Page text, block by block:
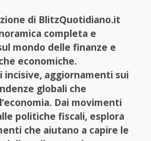
di BlitzQuotidiano.it
completa e
mondo delle finanze e
economiche.
incisive, aggiornamenti sui
globali che
Dai movimenti
politiche fiscali, esplora
che aiutano a capire le